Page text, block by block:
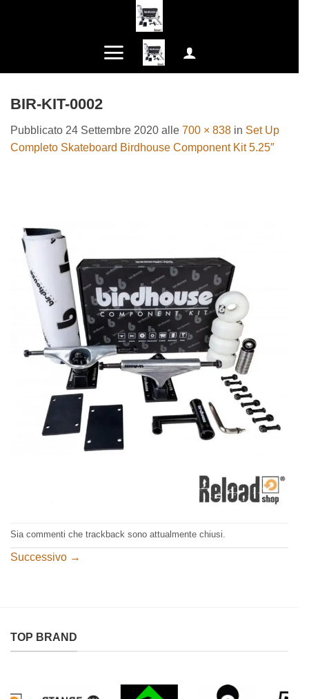
BIR-KIT-0002
Pubblicato 24 Settembre 2020 alle 700 × 838 in Set Up
Completo Skateboard Birdhouse Component Kit 5.25″
Sia commenti che trackback sono attualmente chiusi.
Successivo →
TOP BRAND